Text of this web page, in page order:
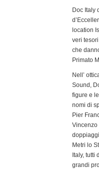
Doc Italy
location
veri
che
Primato
Nell’
Sound,
figure e
nomi di
Pier
Vincenzo
Metri lo
Italy,
grandi